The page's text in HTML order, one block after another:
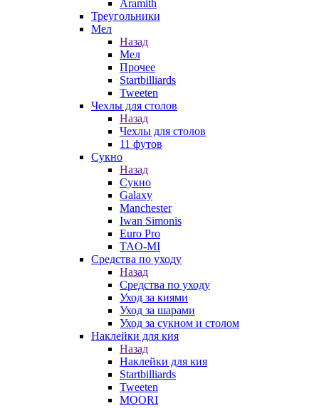
Aramith
Треугольники
Мел
Назад
Мел
Прочее
Startbilliards
Tweeten
Чехлы для столов
Назад
Чехлы для столов
11 футов
Сукно
Назад
Сукно
Galaxy
Manchester
Iwan Simonis
Euro Pro
TAO-MI
Средства по уходу
Назад
Средства по уходу
Уход за киями
Уход за шарами
Уход за сукном и столом
Наклейки для кия
Назад
Наклейки для кия
Startbilliards
Tweeten
MOORI